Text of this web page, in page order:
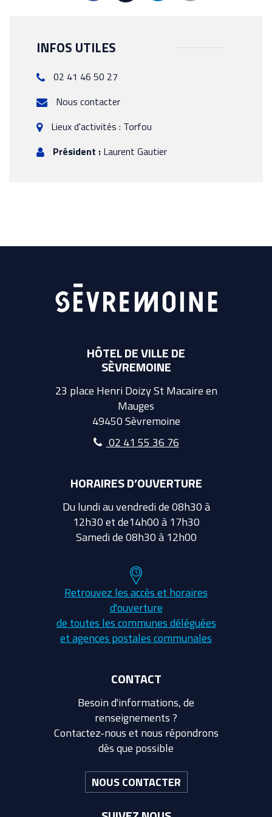
INFOS UTILES
02 41 46 50 27
Nous contacter
Lieux d'activités : Torfou
Président : Laurent Gautier
HÔTEL DE VILLE DE
SÈVREMOINE
23 place Henri Doizy St Macaire en
Mauges
49450 Sèvremoine
02 41 55 36 76
HORAIRES D’OUVERTURE
Du lundi au vendredi de 08h30 à
12h30 et de14h00 à 17h30
Samedi de 08h30 à 12h00
Retrouvez les accès et horaires
d'ouverture
de toutes les communes déléguées
et agences postales communales
CONTACT
Besoin d'informations, de
renseignements ?
Contactez-nous et nous répondrons
dès que possible
NOUS CONTACTER